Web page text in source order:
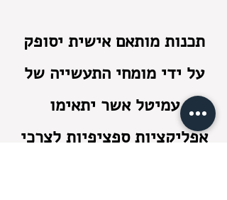
תכנות מותאם אישית יסופק
על ידי מומחי התעשייה של
עמיטל אשר יתאימו
אפליקציות ספציפיות לצרכי